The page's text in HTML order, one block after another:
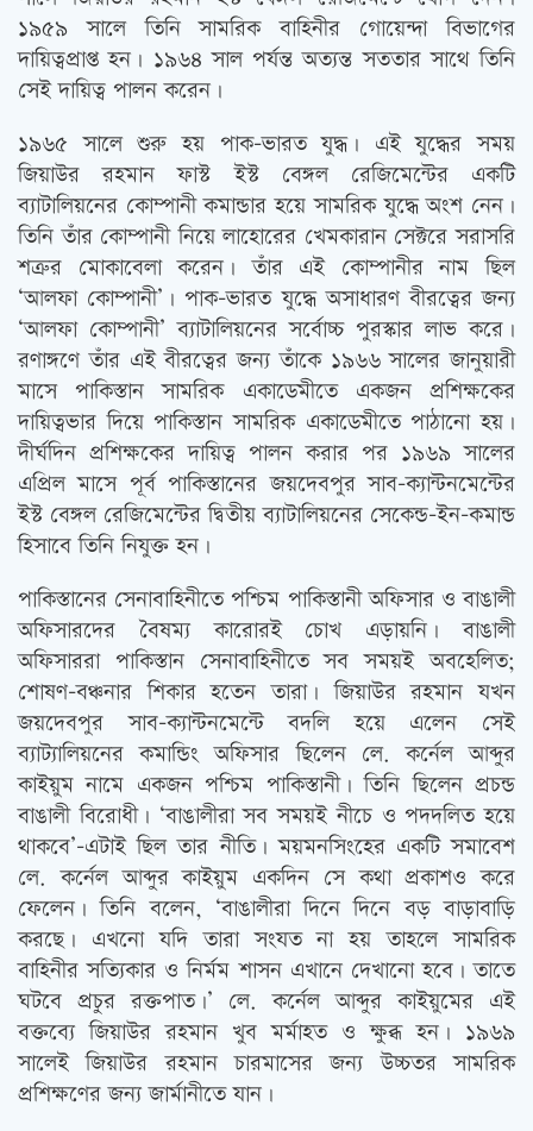
১৯৫৯ সালে তিনি সামরিক বাহিনীর গোয়েন্দা বিভাগের
দায়িত্বপ্রাপ্ত হন। ১৯৬৪ সাল পর্যন্ত অত্যন্ত সততার সাথে তিনি
সেই দায়িত্ব পালন করেন।
১৯৬৫ সালে শুরু হয় পাক-ভারত যুদ্ধ। এই যুদ্ধের সময়
জিয়াউর রহমান ফাস্ট ইস্ট বেঙ্গল রেজিমেন্টের একটি
ব্যাটালিয়নের কোম্পানী কমান্ডার হয়ে সামরিক যুদ্ধে অংশ নেন।
তিনি তাঁর কোম্পানী নিয়ে লাহোরের খেমকারান সেক্টরে সরাসরি
শত্রুর মোকাবেলা করেন। তাঁর এই কোম্পানীর নাম ছিল
‘আলফা কোম্পানী’। পাক-ভারত যুদ্ধে অসাধারণ বীরত্বের জন্য
‘আলফা কোম্পানী’ ব্যাটালিয়নের সর্বোচ্চ পুরস্কার লাভ করে।
রণাঙ্গণে তাঁর এই বীরত্বের জন্য তাঁকে ১৯৬৬ সালের জানুয়ারী
মাসে পাকিস্তান সামরিক একাডেমীতে একজন প্রশিক্ষকের
দায়িত্বভার দিয়ে পাকিস্তান সামরিক একাডেমীতে পাঠানো হয়।
দীর্ঘদিন প্রশিক্ষকের দায়িত্ব পালন করার পর ১৯৬৯ সালের
এপ্রিল মাসে পূর্ব পাকিস্তানের জয়দেবপুর সাব-ক্যান্টনমেন্টের
ইস্ট বেঙ্গল রেজিমেন্টের দ্বিতীয় ব্যাটালিয়নের সেকেন্ড-ইন-কমান্ড
হিসাবে তিনি নিযুক্ত হন।
পাকিস্তানের সেনাবাহিনীতে পশ্চিম পাকিস্তানী অফিসার ও বাঙালী
অফিসারদের বৈষম্য কারোরই চোখ এড়ায়নি। বাঙালী
অফিসাররা পাকিস্তান সেনাবাহিনীতে সব সময়ই অবহেলিত;
শোষণ-বঞ্চনার শিকার হতেন তারা। জিয়াউর রহমান যখন
জয়দেবপুর সাব-ক্যান্টনমেন্টে বদলি হয়ে এলেন সেই
ব্যাট্যালিয়নের কমান্ডিং অফিসার ছিলেন লে. কর্নেল আব্দুর
কাইয়ুম নামে একজন পশ্চিম পাকিস্তানী। তিনি ছিলেন প্রচন্ড
বাঙালী বিরোধী। ‘বাঙালীরা সব সময়ই নীচে ও পদদলিত হয়ে
থাকবে’-এটাই ছিল তার নীতি। ময়মনসিংহের একটি সমাবেশ
লে. কর্নেল আব্দুর কাইয়ুম একদিন সে কথা প্রকাশও করে
ফেলেন। তিনি বলেন, ‘বাঙালীরা দিনে দিনে বড় বাড়াবাড়ি
করছে। এখনো যদি তারা সংযত না হয় তাহলে সামরিক
বাহিনীর সত্যিকার ও নির্মম শাসন এখানে দেখানো হবে। তাতে
ঘটবে প্রচুর রক্তপাত।’ লে. কর্নেল আব্দুর কাইয়ুমের এই
বক্তব্যে জিয়াউর রহমান খুব মর্মাহত ও ক্ষুব্ধ হন। ১৯৬৯
সালেই জিয়াউর রহমান চারমাসের জন্য উচ্চতর সামরিক
প্রশিক্ষণের জন্য জার্মানীতে যান।